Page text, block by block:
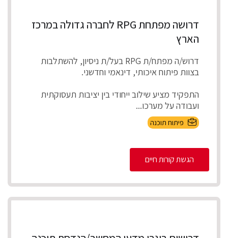
דרושה מפתחת RPG לחברה גדולה במרכז
הארץ
דרוש/ה מפתח/ת RPG בעל/ת ניסיון, להשתלבות
בצוות פיתוח איכותי, דינאמי וחדשני.
התפקיד מציע שילוב ייחודי בין יציבות תעסוקתית
ועבודה על מערכו...
פיתוח תוכנה
הגשת קורות חיים